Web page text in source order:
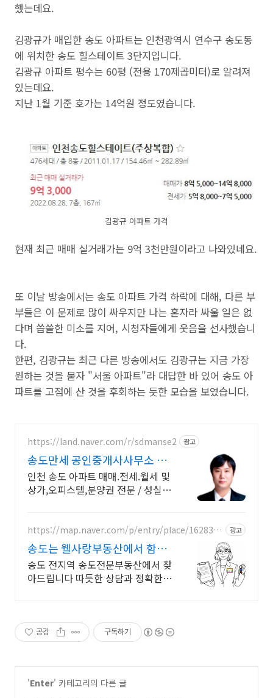
했는데요.
김광규가 매입한 송도 아파트는 인천광역시 연수구 송도동
에 위치한 송도 힐스테이트 3단지입니다.
김광규 아파트 평수는 60평 (전용 170제곱미터)로 알려져
있는데요.
지난 1월 기준 호가는 14억원 정도였습니다.
김광규 아파트 가격
현재 최근 매매 실거래가는 9억 3천만원이라고 나와있네요.
또 이날 방송에서는 송도 아파트 가격 하락에 대해, 다른 부
부들은 이 문제로 많이 싸우지만 나는 혼자라 싸울 일은 없
다며 씁쓸한 미소를 지어, 시청자들에게 웃음을 선사했습니
다.
한편, 김광규는 최근 다른 방송에서도 김광규는 지금 가장
원하는 것을 묻자 "서울 아파트"라 대답한 바 있어 송도 아
파트를 고점에 산 것을 후회하는 듯한 모습을 보였습니다.
https://land.naver.com/r/sdmanse2 광고
송도만세 공인중개사사무소 상
담 O32.834.3300
인천 송도 아파트 매매.전세.월세 및
상가,오피스텔,분양권 전문 / 성실책
트 전문부동산
https://map.naver.com/p/entry/place/1628308
광고
송도는 웰사랑부동산에서 함께
상담 6636 1017
송도 전지역 송도전문부동산에서 찾
아드립니다 따듯한 상담과 정확한
공감 구독하기
'Enter' 카테고리의 다른 글